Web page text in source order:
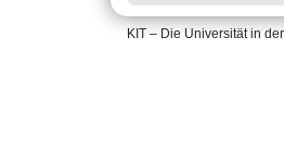
KIT – Die Universität in